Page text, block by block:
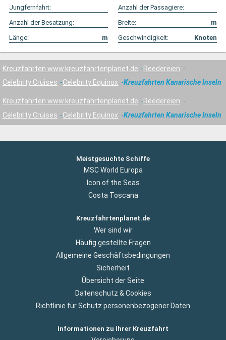
Jungfernfahrt:
Anzahl der Passagiere:
Anzahl der Besatzung:
Breite:
m
Länge:
m Geschwindigkeit: Knoten
Kreuzfahrten www.kreuzfahrtenplanet.de
Reedereien
Celebrity Cruises
Celebrity Equinox Kreuzfahrten Kanarische Inseln
Kreuzfahrten www.kreuzfahrtenplanet.de
Reedereien
Celebrity Cruises
Celebrity Equinox Kreuzfahrten Kanarische Inseln
Meistgesuchte Schiffe
MSC World Europa
Icon of the Seas
Costa Toscana
Kreuzfahrtenplanet.de
Wer sind wir
Häufig gestellte Fragen
Allgemeine Geschäftsbedingungen
Sicherheit
Übersicht der Seite
Datenschutz & Cookies
Richtlinie für Schutz personenbezogener Daten
Informationen zu Ihrer Kreuzfahrt